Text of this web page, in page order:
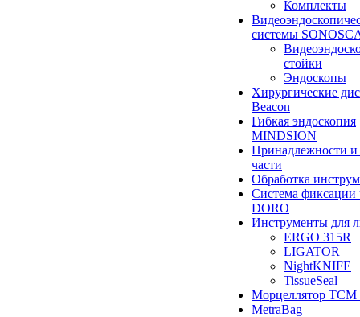
Комплекты
системы
стойки
Эндоскопы
Хирургические
Beacon
Гибкая эндоскопия
MINDSION
Принадлежности и
части
Обработка
Система фиксации
DORO
Инструменты для
ERGO 315R
LIGATOR
NightKNIFE
TissueSeal
Морцеллятор ТСМ
MetraBag